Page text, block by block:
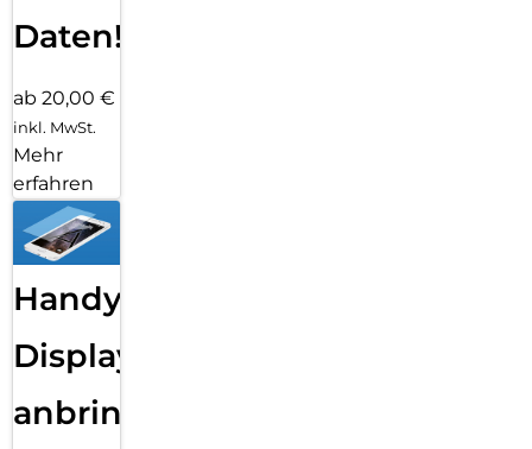
Daten!
ab 20,00 €
inkl. MwSt.
Mehr
erfahren
Handy
Displayfolie
anbringen